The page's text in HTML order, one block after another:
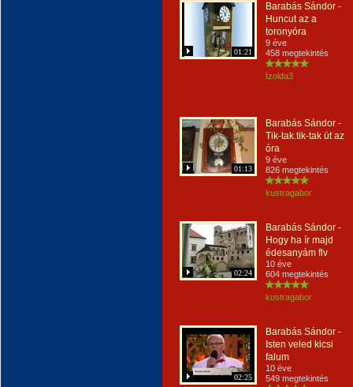
01:21
Barabás Sándor -
Huncut az a
toronyóra
9 éve
458 megtekintés
Izolda3
01:13
Barabás Sándor -
Tik-tak.tik-tak üt az
óra
9 éve
826 megtekintés
kustragabor
02:24
Barabás Sándor -
Hogy ha ír majd
édesanyám flv
10 éve
604 megtekintés
kustragabor
02:25
Barabás Sándor -
Isten veled kicsi
falum
10 éve
549 megtekintés